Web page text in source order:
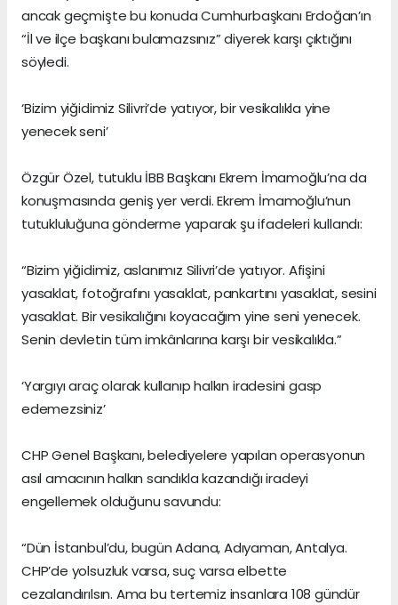
ancak geçmişte bu konuda Cumhurbaşkanı Erdoğan’ın
“İl ve ilçe başkanı bulamazsınız” diyerek karşı çıktığını
söyledi.
‘Bizim yiğidimiz Silivri’de yatıyor, bir vesikalıkla yine
yenecek seni’
Özgür Özel, tutuklu İBB Başkanı Ekrem İmamoğlu’na da
konuşmasında geniş yer verdi. Ekrem İmamoğlu’nun
tutukluluğuna gönderme yaparak şu ifadeleri kullandı:
“Bizim yiğidimiz, aslanımız Silivri’de yatıyor. Afişini
yasaklat, fotoğrafını yasaklat, pankartını yasaklat, sesini
yasaklat. Bir vesikalığını koyacağım yine seni yenecek.
Senin devletin tüm imkânlarına karşı bir vesikalıkla.”
‘Yargıyı araç olarak kullanıp halkın iradesini gasp
edemezsiniz’
CHP Genel Başkanı, belediyelere yapılan operasyonun
asıl amacının halkın sandıkla kazandığı iradeyi
engellemek olduğunu savundu:
“Dün İstanbul’du, bugün Adana, Adıyaman, Antalya.
CHP’de yolsuzluk varsa, suç varsa elbette
cezalandırılsın. Ama bu tertemiz insanlara 108 gündür